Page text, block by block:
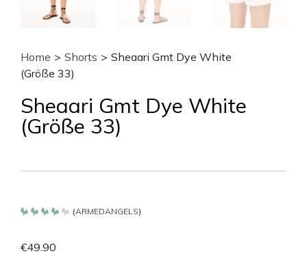
Home > Shorts > Sheaari Gmt Dye White
(Größe 33)
Sheaari Gmt Dye White
(Größe 33)
von 5
(ARMEDANGELS)
€49.90